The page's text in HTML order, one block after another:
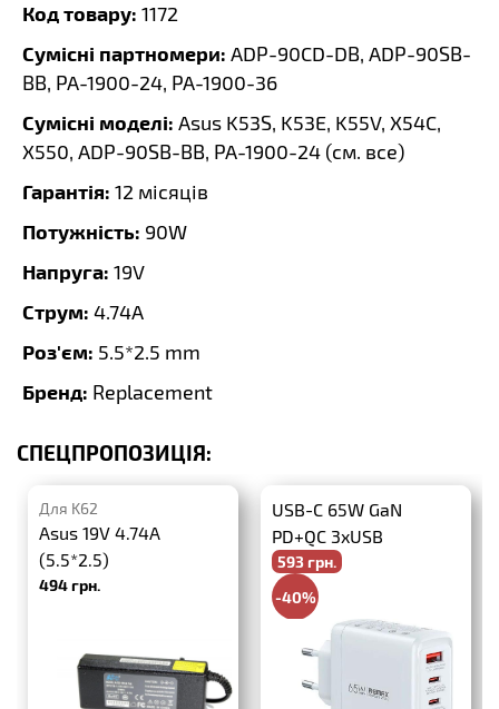
Код товару: 1172
Сумісні партномери: ADP-90CD-DB, ADP-90SB-
BB, PA-1900-24, PA-1900-36
Сумісні моделі: Asus K53S, K53E, K55V, X54C,
X550, ADP-90SB-BB, PA-1900-24 (см. все)
Гарантія: 12 місяців
Потужність: 90W
Напруга: 19V
Струм: 4.74A
Роз'єм: 5.5*2.5 mm
Бренд: Replacement
СПЕЦПРОПОЗИЦІЯ:
Для K62
Asus 19V 4.74A
(5.5*2.5)
494 грн.
USB-C 65W GaN
PD+QC 3xUSB
593 грн.
-40%
988 грн.